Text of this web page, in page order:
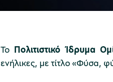
Το Πολιτιστικό Ίδρυμα
ενήλικες, με τίτλο «Φύσα,